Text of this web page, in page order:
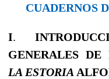
CUADERNOS
I.
GENERALES DE
LA ESTORIA